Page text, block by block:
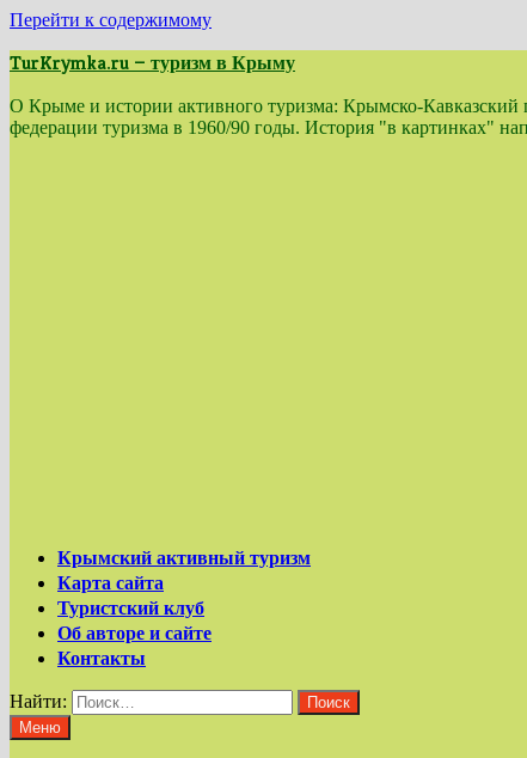
Перейти к содержимому
TurKrymka.ru — туризм в Крыму
О Крыме и истории активного туризма: Крымско-Кавказский
федерации туризма в 1960/90 годы. История "в картинках"
Крымский активный туризм
Карта сайта
Туристский клуб
Об авторе и сайте
Контакты
Найти:
Меню